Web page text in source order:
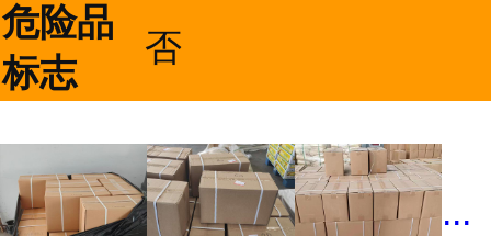
危险品
标志
否
...